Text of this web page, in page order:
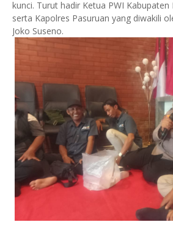
kunci. Turut hadir Ketua PWI Kabupaten
serta Kapolres Pasuruan yang diwakili
Joko Suseno.